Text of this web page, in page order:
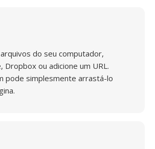
do seu computador,
Dropbox ou adicione um URL.
pode simplesmente arrastá-lo